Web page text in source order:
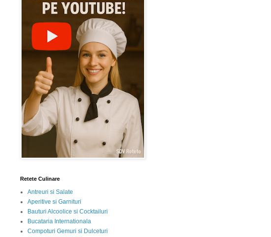
Retete Culinare
Antreuri si Salate
Aperitive si Garnituri
Bauturi Alcoolice si Cocktailuri
Bucataria Internationala
Compoturi Gemuri si Dulceturi